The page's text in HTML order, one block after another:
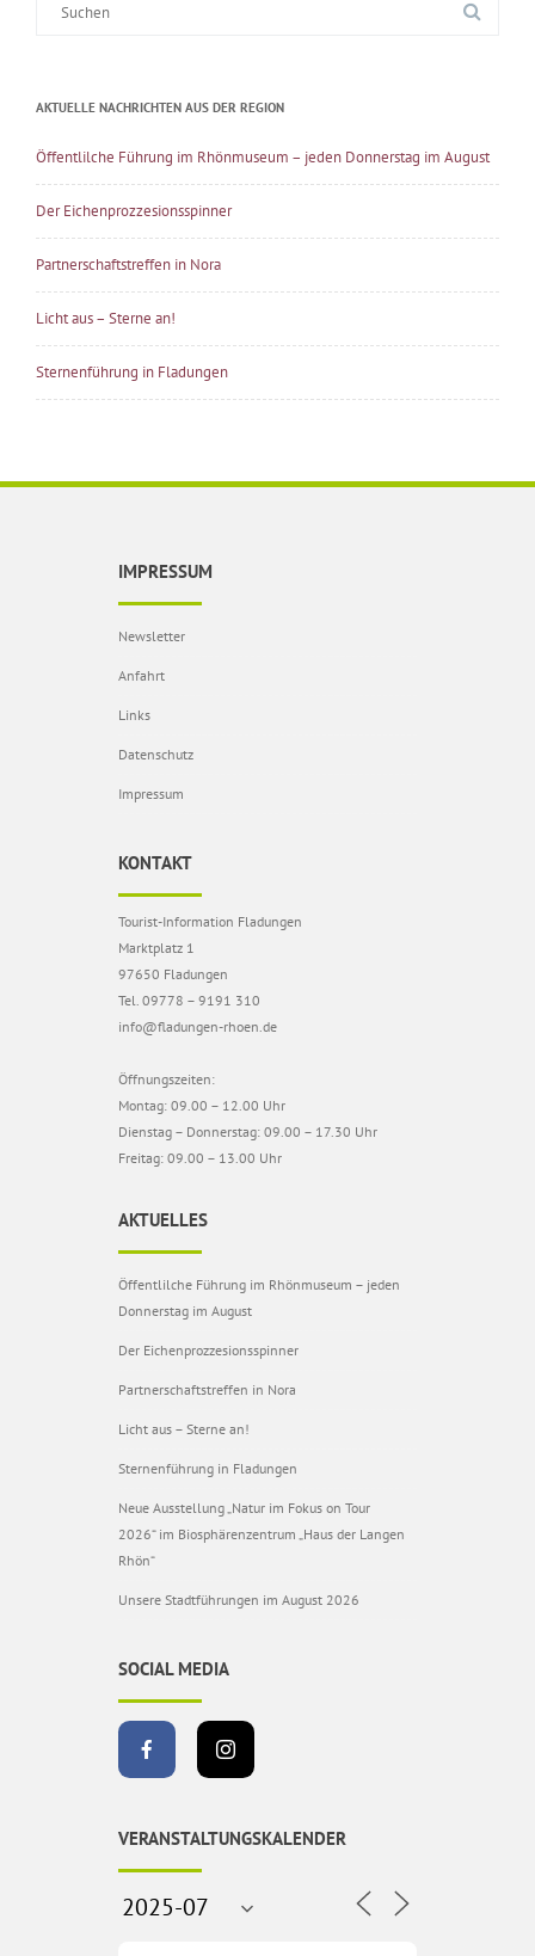
AKTUELLE NACHRICHTEN AUS DER REGION
Öffentlilche Führung im Rhönmuseum – jeden Donnerstag im August
Der Eichenprozzesionsspinner
Partnerschaftstreffen in Nora
Licht aus – Sterne an!
Sternenführung in Fladungen
IMPRESSUM
Newsletter
Anfahrt
Links
Datenschutz
Impressum
KONTAKT
Tourist-Information Fladungen
Marktplatz 1
97650 Fladungen
Tel. 09778 – 9191 310
info@fladungen-rhoen.de
Öffnungszeiten:
Montag: 09.00 – 12.00 Uhr
Dienstag – Donnerstag: 09.00 – 17.30 Uhr
Freitag: 09.00 – 13.00 Uhr
AKTUELLES
Öffentlilche Führung im Rhönmuseum – jeden
Donnerstag im August
Der Eichenprozzesionsspinner
Partnerschaftstreffen in Nora
Licht aus – Sterne an!
Sternenführung in Fladungen
Neue Ausstellung „Natur im Fokus on Tour
2026“ im Biosphärenzentrum „Haus der Langen
Rhön“
Unsere Stadtführungen im August 2026
SOCIAL MEDIA
VERANSTALTUNGSKALENDER